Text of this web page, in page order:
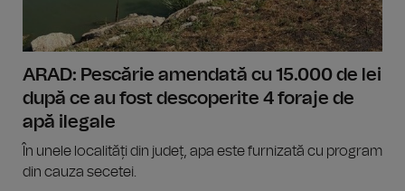
ARAD: Pescărie amendată cu 15.000 de lei
după ce au fost descoperite 4 foraje de
apă ilegale
În unele localități din județ, apa este furnizată cu program
din cauza secetei.